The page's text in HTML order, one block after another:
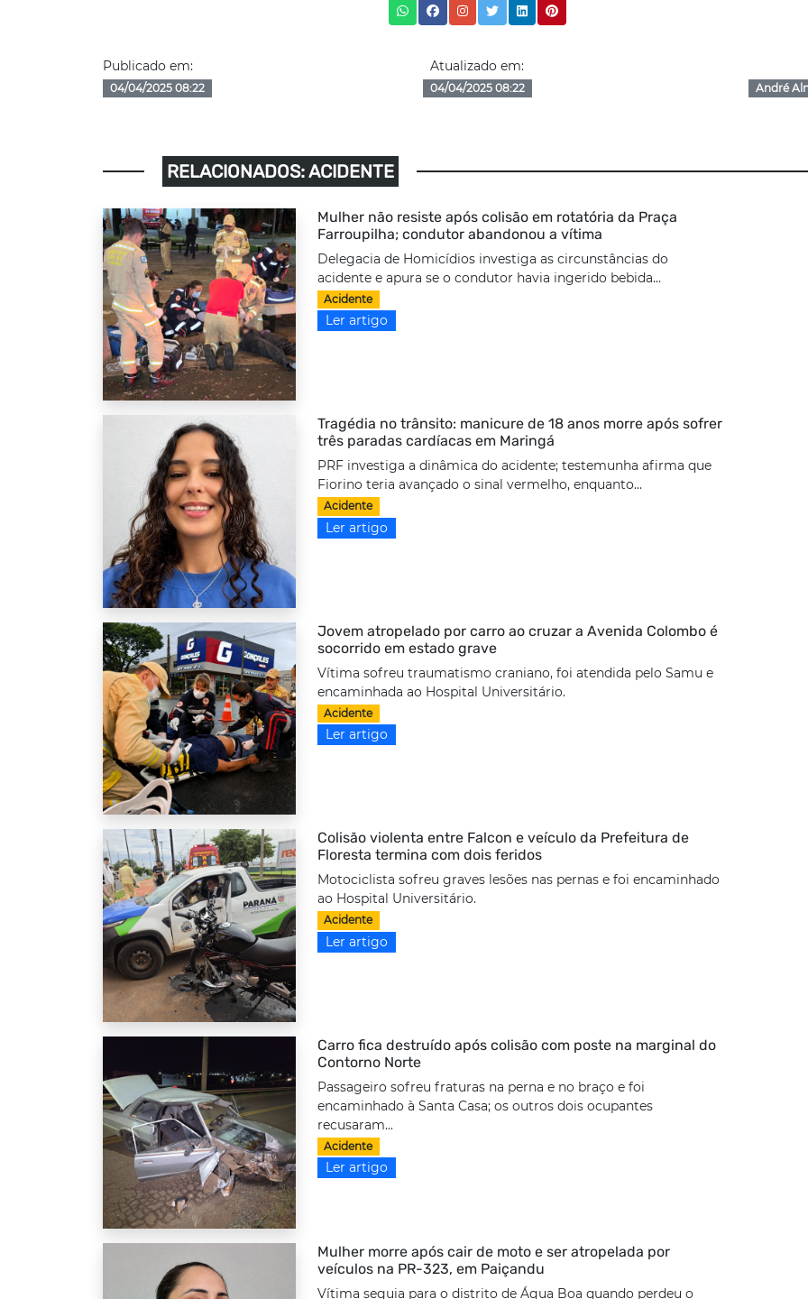
Publicado em:
04/04/2025 08:22
Atualizado em:
04/04/2025 08:22 André
RELACIONADOS: ACIDENTE
Mulher não resiste após colisão em rotatória da Praça
Farroupilha; condutor abandonou a vítima
Delegacia de Homicídios investiga as circunstâncias do
acidente e apura se o condutor havia ingerido bebida...
Acidente
Ler artigo
Tragédia no trânsito: manicure de 18 anos morre após sofrer
três paradas cardíacas em Maringá
PRF investiga a dinâmica do acidente; testemunha afirma que
Fiorino teria avançado o sinal vermelho, enquanto...
Acidente
Ler artigo
Jovem atropelado por carro ao cruzar a Avenida Colombo é
socorrido em estado grave
Vítima sofreu traumatismo craniano, foi atendida pelo Samu e
encaminhada ao Hospital Universitário.
Acidente
Ler artigo
Colisão violenta entre Falcon e veículo da Prefeitura de
Floresta termina com dois feridos
Motociclista sofreu graves lesões nas pernas e foi encaminhado
ao Hospital Universitário.
Acidente
Ler artigo
Carro fica destruído após colisão com poste na marginal do
Contorno Norte
Passageiro sofreu fraturas na perna e no braço e foi
encaminhado à Santa Casa; os outros dois ocupantes
recusaram...
Acidente
Ler artigo
Mulher morre após cair de moto e ser atropelada por
veículos na PR-323, em Paiçandu
Vítima seguia para o distrito de Água Boa quando perdeu o